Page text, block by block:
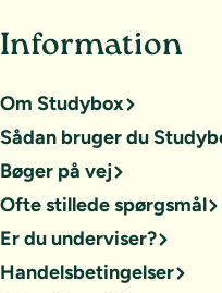
Information
Om Studybox
Sådan bruger du
Bøger på vej
Ofte stillede spørgsmål
Er du underviser?
Handelsbetingelser